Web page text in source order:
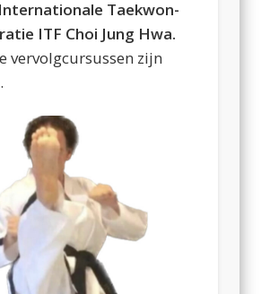
Internationale Taekwon-
ITF Choi Jung Hwa.
vervolgcursussen zijn